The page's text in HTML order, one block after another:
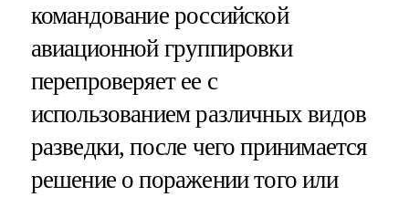
командование российской
авиационной группировки
перепроверяет ее с
использованием различных видов
разведки, после чего принимается
решение о поражении того или